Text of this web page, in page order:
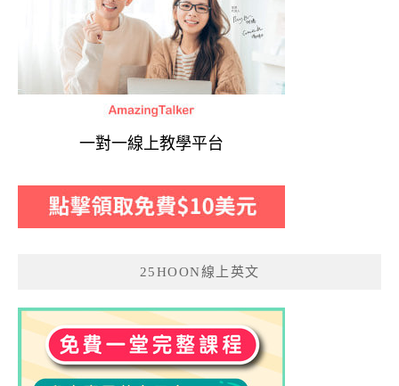
一對一線上教學平台
25HOON線上英文